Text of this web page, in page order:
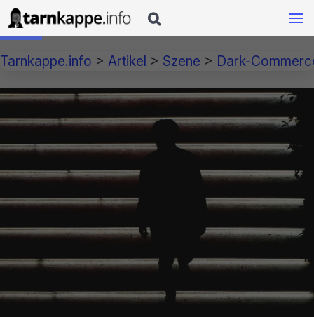

Tarnkappe.info > Artikel > Szene > Dark-